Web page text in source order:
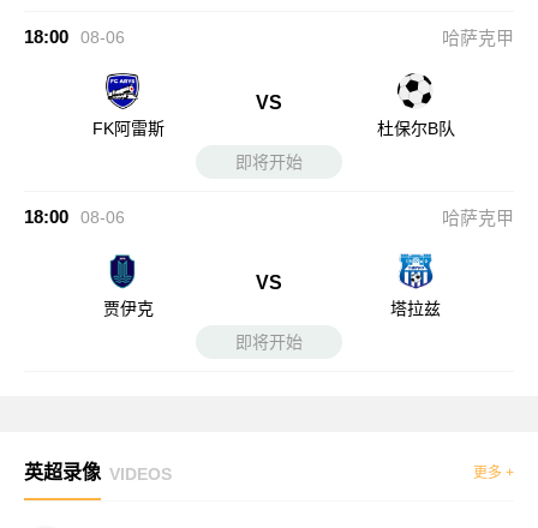
18:00 08-06 哈萨克甲
FK阿雷斯
VS
杜保尔B队
即将开始
18:00 08-06 哈萨克甲
贾伊克
VS
塔拉兹
即将开始
英超录像 VIDEOS 更多 +